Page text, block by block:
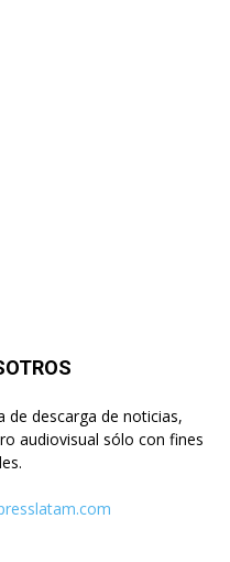
de descarga de noticias,
audiovisual sólo con fines